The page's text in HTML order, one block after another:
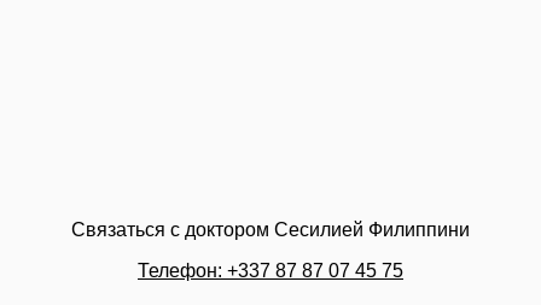
Связаться с доктором Сесилией Филиппини
Телефон: +337 87 87 07 45 75